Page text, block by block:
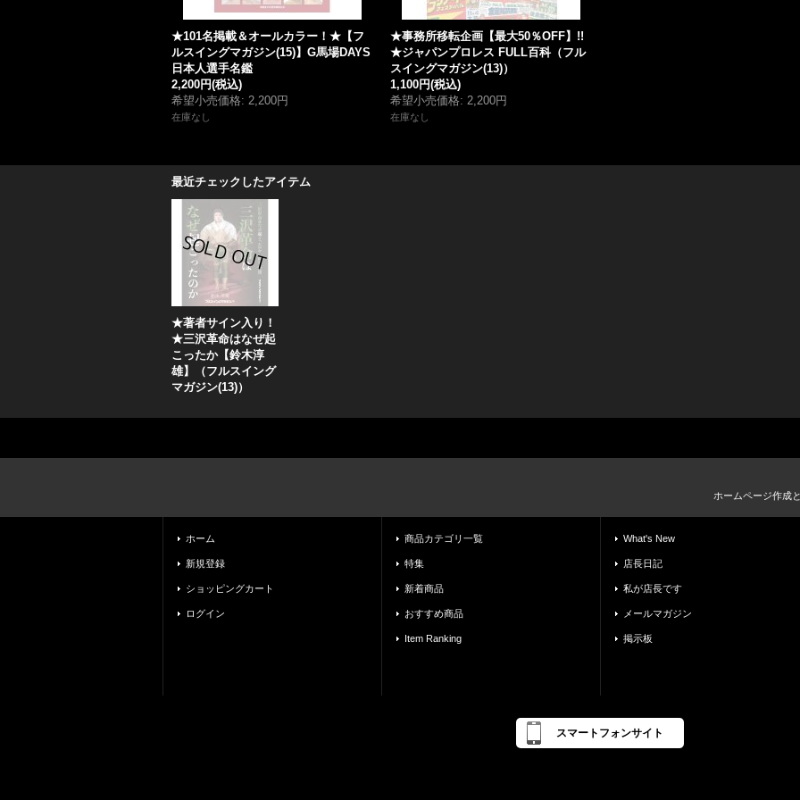
★101名掲載＆オールカラー！★【フ
ルスイングマガジン(15)】G馬場DAYS
日本人選手名鑑
2,200円(税込)
希望小売価格: 2,200円
在庫なし
★事務所移転企画【最大50％OFF】!!
★ジャパンプロレス FULL百科（フル
スイングマガジン(13)）
1,100円(税込)
希望小売価格: 2,200円
在庫なし
最近チェックしたアイテム
★著者サイン入り！
★三沢革命はなぜ起
こったか【鈴木淳
雄】（フルスイング
マガジン(13)）
ホームページ作成
ホーム
新規登録
ショッピングカート
ログイン
商品カテゴリ一覧
特集
新着商品
おすすめ商品
Item Ranking
What's New
店長日記
私が店長です
メールマガジン
掲示板
スマートフォンサイト